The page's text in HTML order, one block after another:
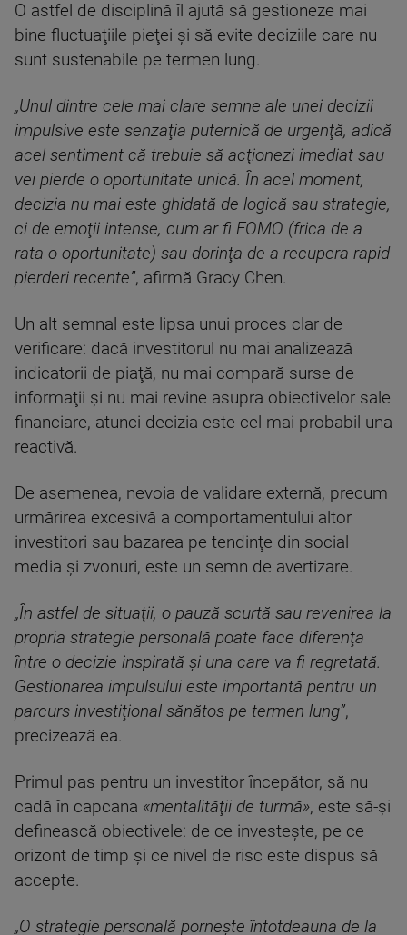
O astfel de disciplină îl ajută să gestioneze mai
bine fluctuaţiile pieţei şi să evite deciziile care nu
sunt sustenabile pe termen lung.
„Unul dintre cele mai clare semne ale unei decizii
impulsive este senzaţia puternică de urgenţă, adică
acel sentiment că trebuie să acţionezi imediat sau
vei pierde o oportunitate unică. În acel moment,
decizia nu mai este ghidată de logică sau strategie,
ci de emoţii intense, cum ar fi FOMO (frica de a
rata o oportunitate) sau dorinţa de a recupera rapid
pierderi recente”, afirmă Gracy Chen.
Un alt semnal este lipsa unui proces clar de
verificare: dacă investitorul nu mai analizează
indicatorii de piaţă, nu mai compară surse de
informaţii şi nu mai revine asupra obiectivelor sale
financiare, atunci decizia este cel mai probabil una
reactivă.
De asemenea, nevoia de validare externă, precum
urmărirea excesivă a comportamentului altor
investitori sau bazarea pe tendinţe din social
media şi zvonuri, este un semn de avertizare.
„În astfel de situaţii, o pauză scurtă sau revenirea la
propria strategie personală poate face diferenţa
între o decizie inspirată şi una care va fi regretată.
Gestionarea impulsului este importantă pentru un
parcurs investiţional sănătos pe termen lung”,
precizează ea.
Primul pas pentru un investitor începător, să nu
cadă în capcana «mentalităţii de turmă», este să-şi
definească obiectivele: de ce investeşte, pe ce
orizont de timp şi ce nivel de risc este dispus să
accepte.
„O strategie personală porneşte întotdeauna de la